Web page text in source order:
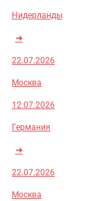
Нидерланды
➜
22.07.2026
Москва
12.07.2026
Германия
➜
22.07.2026
Москва